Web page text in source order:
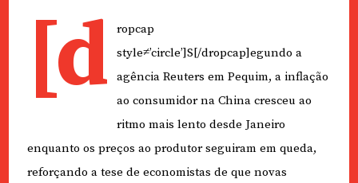
[d
ropcap
style≠’circle’]S[/dropcap]egundo a
agência Reuters em Pequim, a inflação
ao consumidor na China cresceu ao
ritmo mais lento desde Janeiro
enquanto os preços ao produtor seguiram em queda,
reforçando a tese de economistas de que novas